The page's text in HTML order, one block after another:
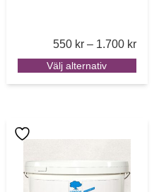
range: 290 kr through 1.970
550 kr – 1.700 kr
Välj alternativ
De olika
Den här produkten har